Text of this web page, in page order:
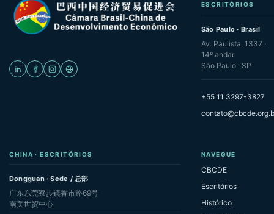
ESCRITÓRIOS
São Paulo · Brasil
Av. Paulista, 1337 ·
14º andar
São Paulo · SP
+55 11 3297-3827
CHINA · ESCRITÓRIOS
Dongguan · Sede / 总部
广东东莞寮步镇香市路69号
南美世贸中心
NAVEGUE
CBCDE
Escritórios
Histórico